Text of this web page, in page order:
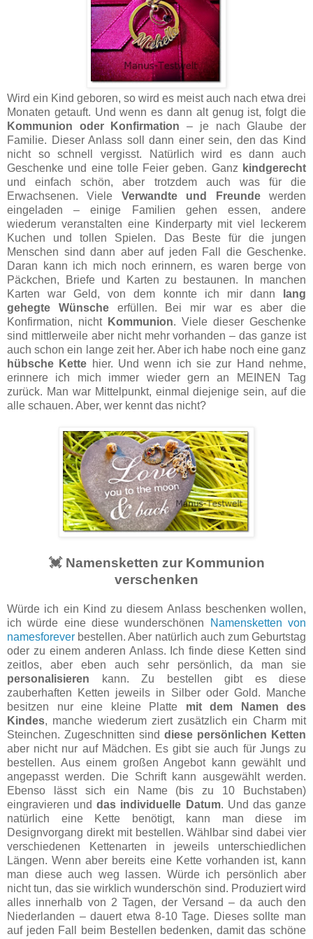
Wird ein Kind geboren, so wird es meist auch nach etwa drei
Monaten getauft. Und wenn es dann alt genug ist, folgt die
Kommunion oder Konfirmation – je nach Glaube der
Familie. Dieser Anlass soll dann einer sein, den das Kind
nicht so schnell vergisst. Natürlich wird es dann auch
Geschenke und eine tolle Feier geben. Ganz kindgerecht
und einfach schön, aber trotzdem auch was für die
Erwachsenen. Viele Verwandte und Freundewerden
eingeladen – einige Familien gehen essen, andere
wiederum veranstalten eine Kinderparty mit viel leckerem
Kuchen und tollen Spielen. Das Beste für die jungen
Menschen sind dann aber auf jeden Fall die Geschenke.
Daran kann ich mich noch erinnern, es waren berge von
Päckchen, Briefe und Karten zu bestaunen. In manchen
Karten war Geld, von dem konnte ich mir dann
lang
gehegte Wünscheerfüllen. Bei mir war es aber die
Konfirmation, nicht Kommunion. Viele dieser Geschenke
sind mittlerweile aber nicht mehr vorhanden – das ganze ist
auch schon ein lange zeit her. Aber ich habe noch eine ganz
hübsche Kette hier. Und wenn ich sie zur Hand nehme,
erinnere ich mich immer wieder gern an MEINEN Tag
zurück. Man war Mittelpunkt, einmal diejenige sein, auf die
alle schauen. Aber, wer kennt das nicht?
💓 Namensketten zur Kommunion
verschenken
Würde ich ein Kind zu diesem Anlass beschenken wollen,
ich würde eine diese wunderschönen
Namensketten von
namesforever bestellen. Aber natürlich auch zum Geburtstag
oder zu einem anderen Anlass. Ich finde diese Ketten sind
zeitlos, aber eben auch sehr persönlich, da man sie
personalisieren kann. Zu bestellen gibt es diese
zauberhaften Ketten jeweils in Silber oder Gold. Manche
besitzen nur eine kleine Platte mit dem Namen des
Kindes, manche wiederum ziert zusätzlich ein Charm mit
Steinchen. Zugeschnitten sind diese persönlichen Ketten
aber nicht nur auf Mädchen. Es gibt sie auch für Jungs zu
bestellen. Aus einem großen Angebot kann gewählt und
angepasst werden. Die Schrift kann ausgewählt werden.
Ebenso lässt sich ein Name (bis zu 10 Buchstaben)
eingravieren unddas individuelle Datum. Und das ganze
natürlich eine Kette benötigt, kann man diese im
Designvorgang direkt mit bestellen. Wählbar sind dabei vier
verschiedenen Kettenarten in jeweils unterschiedlichen
Längen. Wenn aber bereits eine Kette vorhanden ist, kann
man diese auch weg lassen. Würde ich persönlich aber
nicht tun, das sie wirklich wunderschön sind. Produziert wird
alles innerhalb von 2 Tagen, der Versand – da auch den
Niederlanden – dauert etwa 8-10 Tage. Dieses sollte man
auf jeden Fall beim Bestellen bedenken, damit das schöne